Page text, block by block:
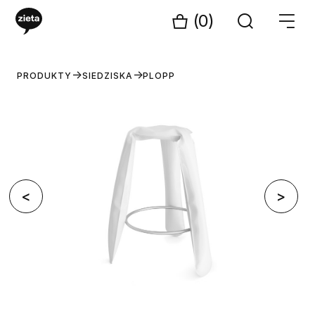
(0)
PRODUKTY SIEDZISKA PLOPP
< >